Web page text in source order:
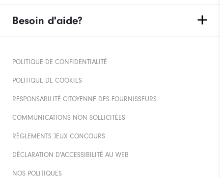
Besoin d'aide?
POLITIQUE DE CONFIDENTIALITÉ
POLITIQUE DE COOKIES
RESPONSABILITÉ CITOYENNE DES FOURNISSEURS
COMMUNICATIONS NON SOLLICITÉES
RÈGLEMENTS JEUX CONCOURS
DÉCLARATION D'ACCESSIBILITÉ AU WEB
NOS POLITIQUES